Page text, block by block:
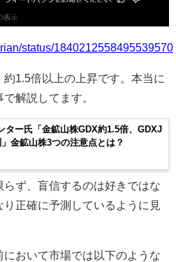
status/1840212558495539570
1.5倍以上の上昇です。本当に
解説してます。
ター氏「金鉱山株GDX約1.5倍、GDXJ
金鉱山株3つの注意点とは？
ず、盲信するのは好きではな
正確に予測しているように見
おいて市場では以下のような